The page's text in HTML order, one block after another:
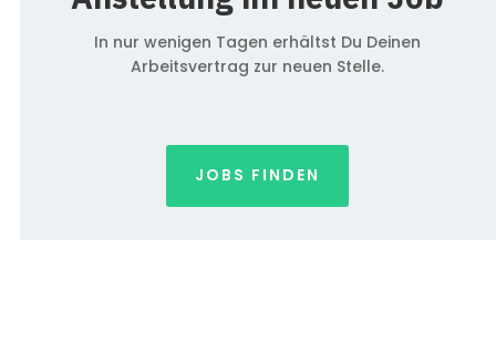
In nur wenigen Tagen erhältst Du Deinen
Arbeitsvertrag zur neuen Stelle.
JOBS FINDEN